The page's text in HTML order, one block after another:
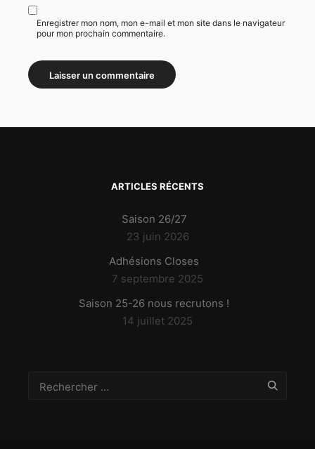
Enregistrer mon nom, mon e-mail et mon site dans le navigateur
pour mon prochain commentaire.
ARTICLES RÉCENTS
Saison 26/27
23 juin 2026
Adhésions Closes
7 septembre 2025
Saison 25-26 nous recrutons !
14 juillet 2025